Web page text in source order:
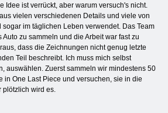
Idee ist verrückt, aber warum versuch's nicht.
vielen verschiedenen Details und viele von
im täglichen Leben verwendet. Das Team
zu sammeln und die Arbeit war fast zu
dass die Zeichnungen nicht genug letzte
Teil beschreibt. Ich muss mich selbst
auswählen. Zuerst sammeln wir mindestens 50
in One Last Piece und versuchen, sie in die
plötzlich wird es.